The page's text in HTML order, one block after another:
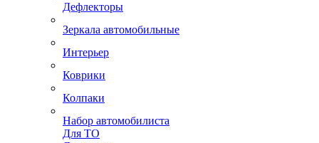
Дефлекторы
Зеркала автомобильные
Интерьер
Коврики
Колпаки
Набор автомобилиста
Для ТО